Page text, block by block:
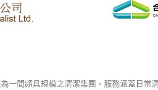
一間頗具規模之清潔集團，服務涵蓋日常